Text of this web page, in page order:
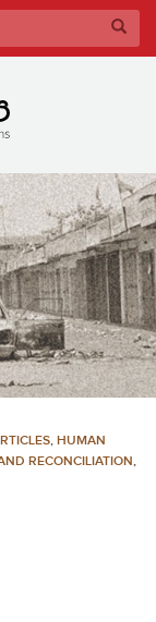
, HUMAN
RECONCILIATION,